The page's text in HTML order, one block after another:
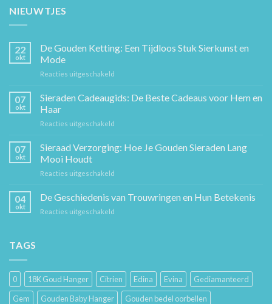
NIEUWTJES
22
okt
De Gouden Ketting: Een Tijdloos Stuk Sierkunst en
Mode
Reacties uitgeschakeld
Gouden
Sierkunst
07
okt
Sieraden Cadeaugids: De Beste Cadeaus voor Hem en
Haar
Reacties uitgeschakeld
Cadeaugids:
De
Hem
07
okt
Sieraad Verzorging: Hoe Je Gouden Sieraden Lang
Mooi Houdt
Reacties uitgeschakeld
Verzorging:
04
okt
De Geschiedenis van Trouwringen en Hun Betekenis
Reacties uitgeschakeld
Hun
Betekenis
TAGS
0 18K Goud Hanger Citrien Edina Evina
Gediamanteerd
Gem
Gouden Baby Hanger
Gouden bedel oorbellen